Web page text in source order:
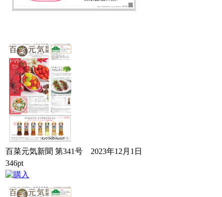
百菜元気新聞 第341号 2023年12月1日
346pt